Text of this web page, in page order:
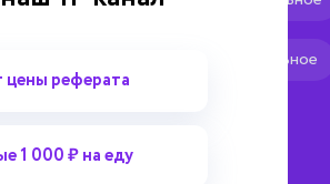
(имя прил.) знаменательное
больше терминов
реферата
1 000 ₽ на еду